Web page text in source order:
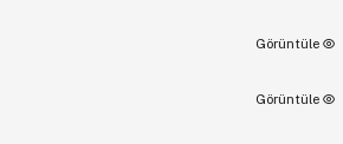
Görüntüle
Görüntüle